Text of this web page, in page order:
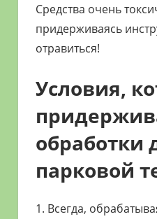
Средства очень
придерживаясь
отравиться!
Условия,
обработки
парковой
1. Всегда,